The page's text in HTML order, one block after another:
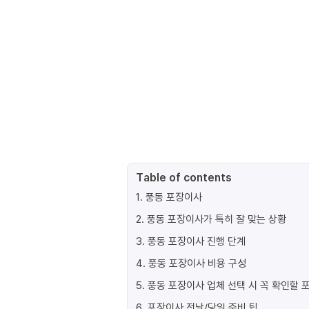
Table of contents
1. 풍동 포장이사
2. 풍동 포장이사가 특히 잘 맞는 상황
3. 풍동 포장이사 진행 단계
4. 풍동 포장이사 비용 구성
5. 풍동 포장이사 업체 선택 시 꼭 확인할